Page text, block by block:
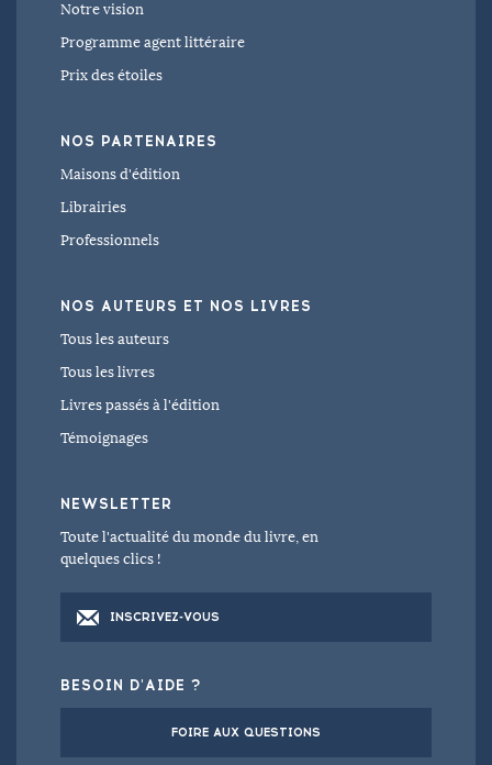
Notre vision
Programme agent littéraire
Prix des étoiles
NOS PARTENAIRES
Maisons d'édition
Librairies
Professionnels
NOS AUTEURS ET NOS LIVRES
Tous les auteurs
Tous les livres
Livres passés à l'édition
Témoignages
NEWSLETTER
Toute l'actualité du monde du livre, en
quelques clics !
INSCRIVEZ-VOUS
BESOIN D'AIDE ?
FOIRE AUX QUESTIONS